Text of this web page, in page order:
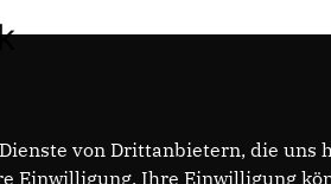
von Drittanbietern, die uns
Einwilligung. Ihre Einwilligung